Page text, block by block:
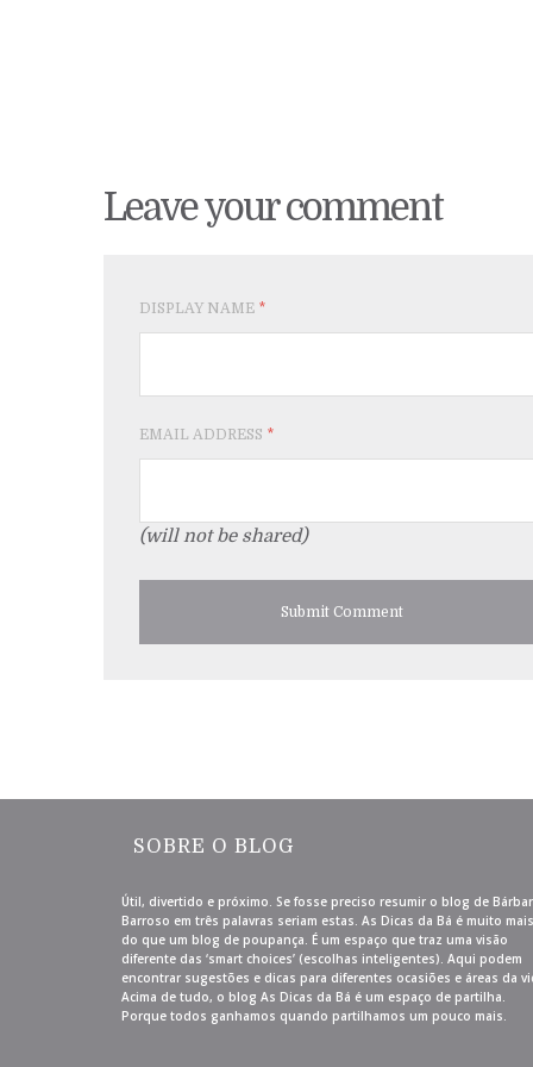
Leave your comment
DISPLAY NAME *
EMAIL ADDRESS *
(will not be shared)
SOBRE O BLOG
Útil, divertido e próximo. Se fosse preciso resumir o blog de
Barroso em três palavras seriam estas. As Dicas da Bá é muito mais
do que um blog de poupança. É um espaço que traz uma visão
diferente das ‘smart choices’ (escolhas inteligentes). Aqui podem
encontrar sugestões e dicas para diferentes ocasiões e áreas da
Acima de tudo, o blog As Dicas da Bá é um espaço de partilha.
Porque todos ganhamos quando partilhamos um pouco mais.